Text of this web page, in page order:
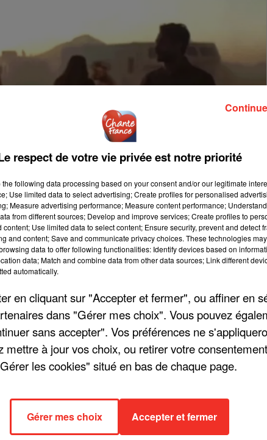
étant là tu donnes / Toi tu donnes quand t'es toi tu donnes
depuis plusieurs semaines par Jérémy Frerot. Et l'artiste
avant de tomber en panne. Finalement, il est sauvé par deux
pour Jérémy d'être témoin du larcin sans rien faire...
respect de votre vie privée est notre priorité
the following data processing based on your consent and/or our legitimate
Use limited data to select advertising; Create profiles for personalised
Measure advertising performance; Measure content performance;
from different sources; Develop and improve services; Create profiles to
Use limited data to select content; Ensure security, prevent and detect
and content; Save and communicate privacy choices. These technologies
data to offer following functionalities: Identify devices based on
data; Match and combine data from other data sources; Link different
automatically.
en cliquant sur "Accepter et fermer", ou affiner en
dans "Gérer mes choix". Vous pouvez
sans accepter". Vos préférences ne
mettre à jour vos choix, ou retirer votre
les cookies" situé en bas de chaque page.
Gérer mes choix Accepter et fermer